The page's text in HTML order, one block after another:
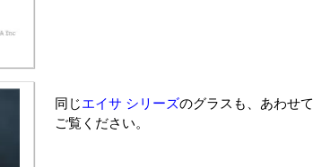
同じエイサ シリーズのグラスも、あわせて
ご覧ください。